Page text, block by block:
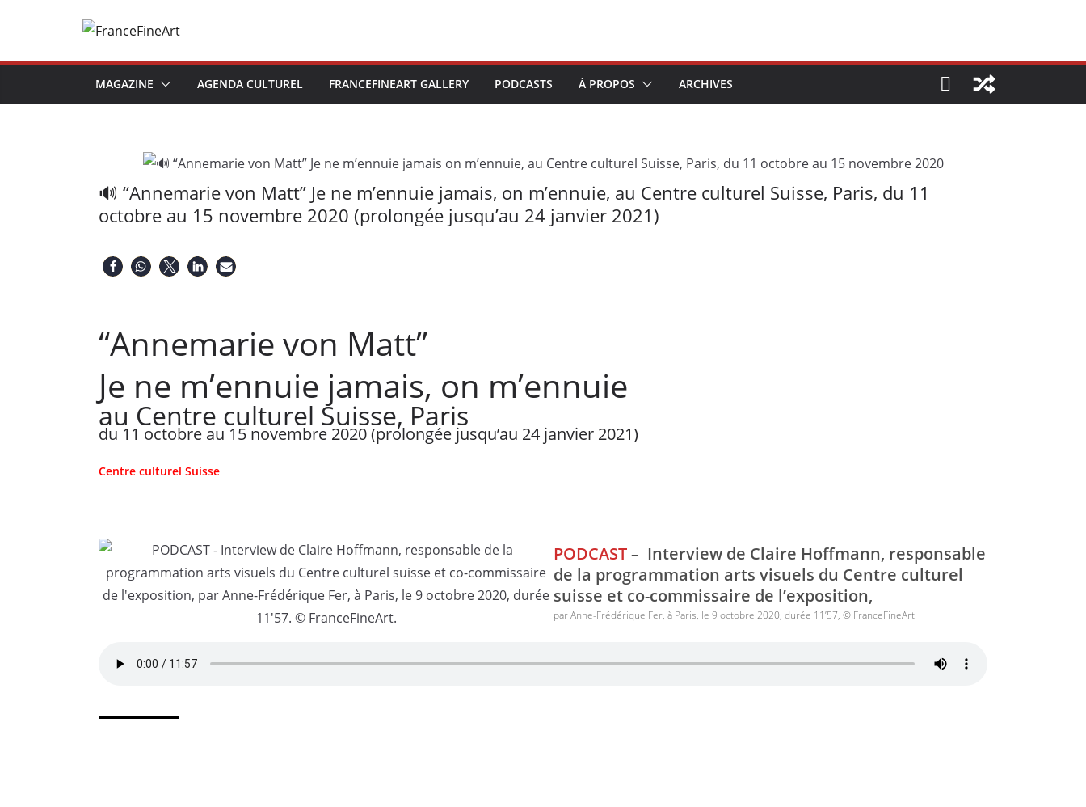
MAGAZINE AGENDA CULTUREL FRANCEFINEART GALLERY PODCASTS À PROPOS ARCHIVES
🔊 “Annemarie von Matt” Je ne m’ennuie jamais, on m’ennuie, au Centre culturel Suisse, Paris, du 11
octobre au 15 novembre 2020 (prolongée jusqu’au 24 janvier 2021)
“Annemarie von Matt”
Je ne m’ennuie jamais, on m’ennuie
au Centre culturel Suisse, Paris
du 11 octobre au 15 novembre 2020 (prolongée jusqu’au 24 janvier 2021)
Centre culturel Suisse
PODCAST– Interview de Claire Hoffmann, responsable
de la programmation arts visuels du Centre culturel
suisse et co-commissaire de l’exposition,
par Anne-Frédérique Fer, à Paris, le 9 octobre 2020, durée 11’57, © FranceFineArt.